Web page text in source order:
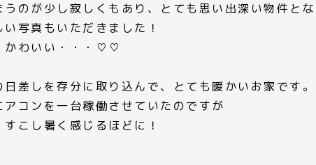
のが少し寂しくもあり、とても思い出深い物件とな
写真もいただきました！
かわいい・・・♡♡
差しを存分に取り込んで、とても暖かいお家です。
コンを一台稼働させていたのですが
こし暑く感じるほどに！